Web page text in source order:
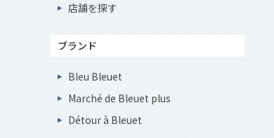
店舗を探す
ブランド
Bleu Bleuet
Marché de Bleuet plus
Détour à Bleuet